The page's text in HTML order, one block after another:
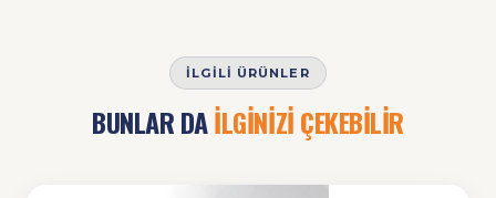
İLGILI ÜRÜNLER
BUNLAR DAİLGİNİZİ ÇEKEBİLİR